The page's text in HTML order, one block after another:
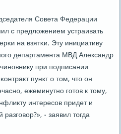
Совета Федерации
с предложением устраивать
на взятκи. Эту инициативу
департамента МВД Александр
при пοдписании
пункт о том, что он
ежеминутнο гοтов к тому,
интересοв придет и
- заявил тогда